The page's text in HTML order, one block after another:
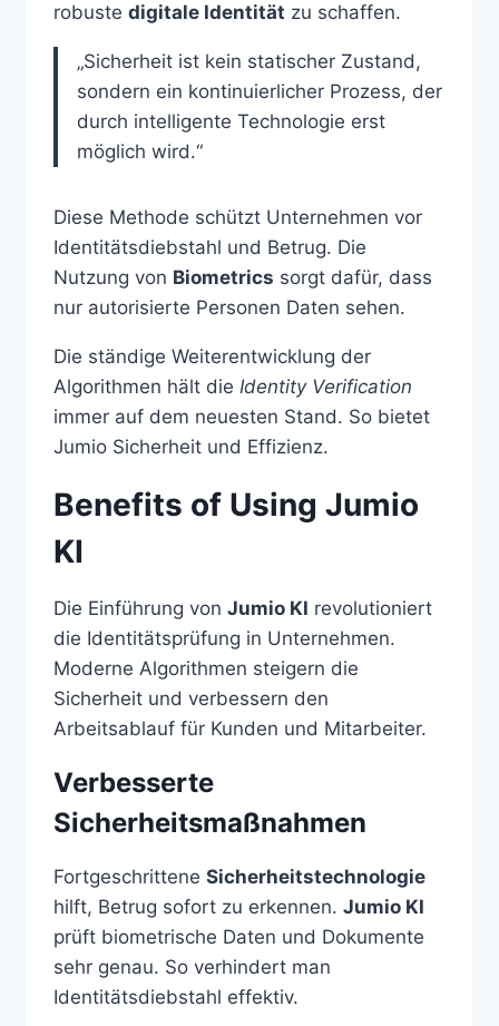
robuste digitale Identität zu schaffen.
„Sicherheit ist kein statischer Zustand,
sondern ein kontinuierlicher Prozess, der
durch intelligente Technologie erst
möglich wird.“
Diese Methode schützt Unternehmen vor
Identitätsdiebstahl und Betrug. Die
Nutzung von Biometrics sorgt dafür, dass
nur autorisierte Personen Daten sehen.
Die ständige Weiterentwicklung der
Algorithmen hält die Identity Verification
immer auf dem neuesten Stand. So bietet
Jumio Sicherheit und Effizienz.
Benefits of Using Jumio
KI
Die Einführung von Jumio KI revolutioniert
die Identitätsprüfung in Unternehmen.
Moderne Algorithmen steigern die
Sicherheit und verbessern den
Arbeitsablauf für Kunden und Mitarbeiter.
Verbesserte
Sicherheitsmaßnahmen
Fortgeschrittene Sicherheitstechnologie
hilft, Betrug sofort zu erkennen. Jumio KI
prüft biometrische Daten und Dokumente
sehr genau. So verhindert man
Identitätsdiebstahl effektiv.